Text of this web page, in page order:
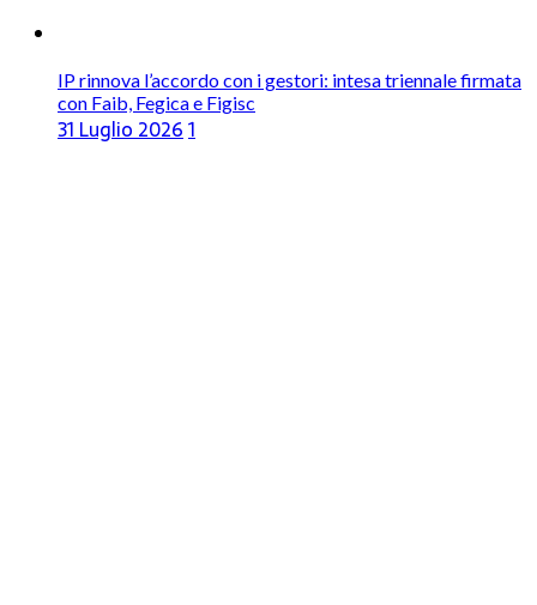
IP rinnova l’accordo con i gestori: intesa triennale firmata
con Faib, Fegica e Figisc
31 Luglio 20261